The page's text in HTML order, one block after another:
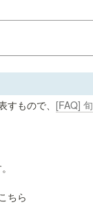
すもので、 [FAQ] 旬
ちら